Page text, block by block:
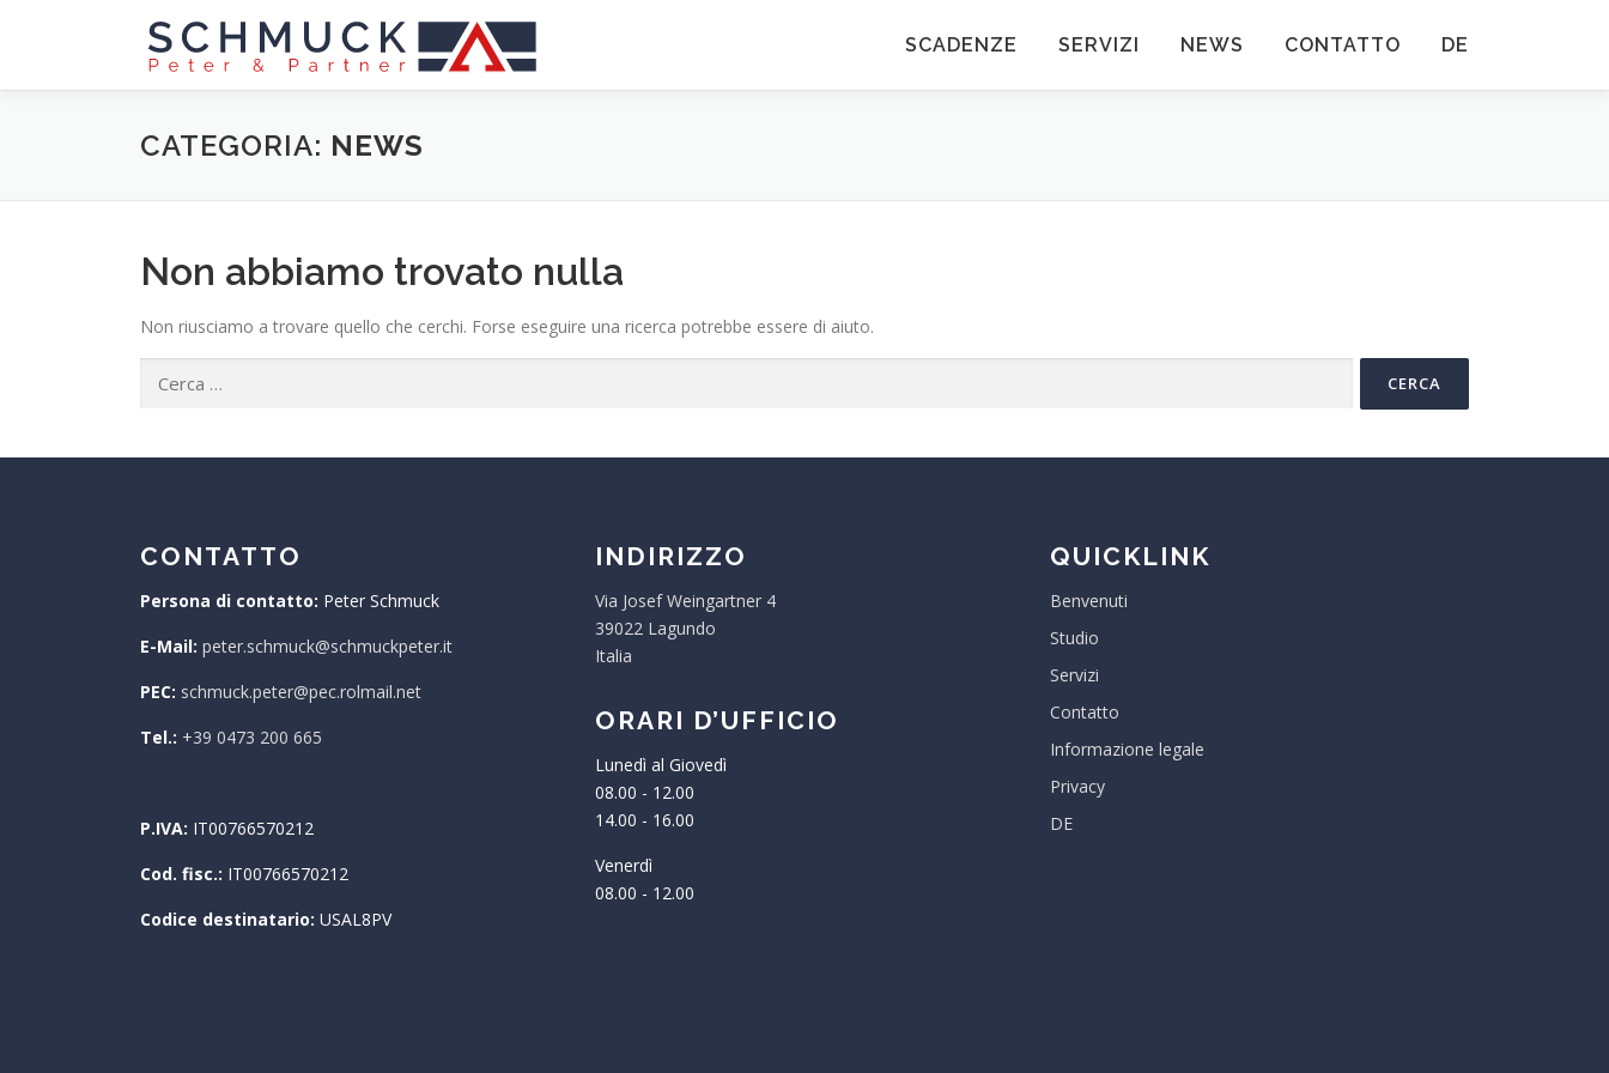
SCADENZE SERVIZI NEWS CONTATTO DE
CATEGORIA: NEWS
Non abbiamo trovato nulla
Non riusciamo a trovare quello che cerchi. Forse eseguire una ricerca potrebbe essere di aiuto.
per:
CONTATTO
Persona di contatto: Peter Schmuck
E-Mail: peter.schmuck@schmuckpeter.it
PEC: schmuck.peter@pec.rolmail.net
Tel.: +39 0473 200 665
P.IVA: IT00766570212
Cod. fisc.: IT00766570212
Codice destinatario: USAL8PV
INDIRIZZO
Via Josef Weingartner 4
39022 Lagundo
Italia
ORARI D’UFFICIO
Lunedì al Giovedì
08.00 - 12.00
14.00 - 16.00
Venerdì
08.00 - 12.00
QUICKLINK
Benvenuti
Studio
Servizi
Contatto
Informazione legale
Privacy
DE